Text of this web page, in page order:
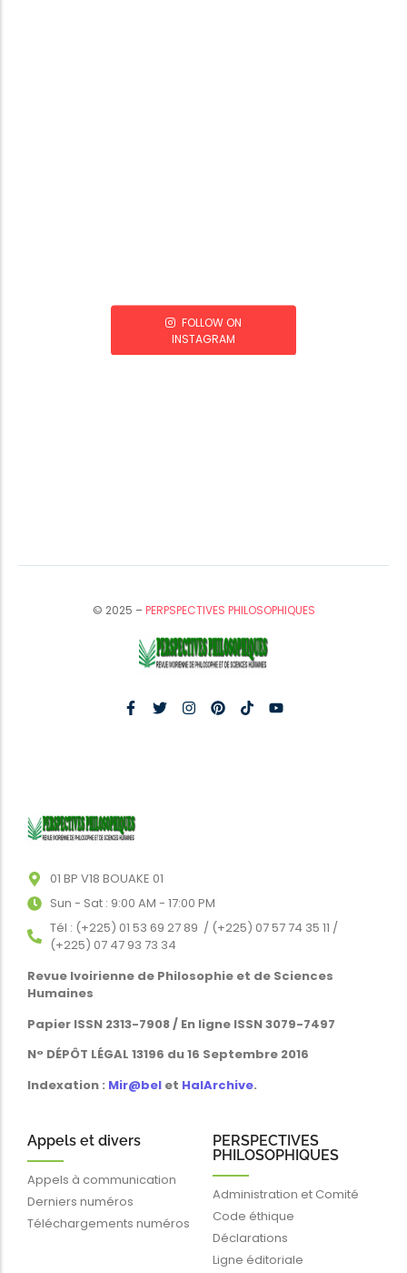
FOLLOW ON
INSTAGRAM
© 2025 –PERPSPECTIVES PHILOSOPHIQUES
01 BP V18 BOUAKE 01
Sun - Sat : 9:00 AM - 17:00 PM
Tél : (+225) 01 53 69 27 89 / (+225) 07 57 74 35 11 /
(+225) 07 47 93 73 34
Revue Ivoirienne de Philosophie et de Sciences
Humaines
Papier ISSN 2313-7908 / En ligne ISSN 3079-7497
N° DÉPÔT LÉGAL 13196 du 16 Septembre 2016
Indexation : Mir@bel et HalArchive.
Appels et divers
Appels à communication
Derniers numéros
Téléchargements numéros
PERSPECTIVES
PHILOSOPHIQUES
Administration et Comité
Code éthique
Déclarations
Ligne éditoriale